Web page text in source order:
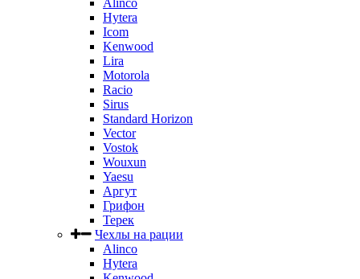
Alinco
Hytera
Icom
Kenwood
Lira
Motorola
Racio
Sirus
Standard Horizon
Vector
Vostok
Wouxun
Yaesu
Аргут
Грифон
Терек
Чехлы на рации
Alinco
Hytera